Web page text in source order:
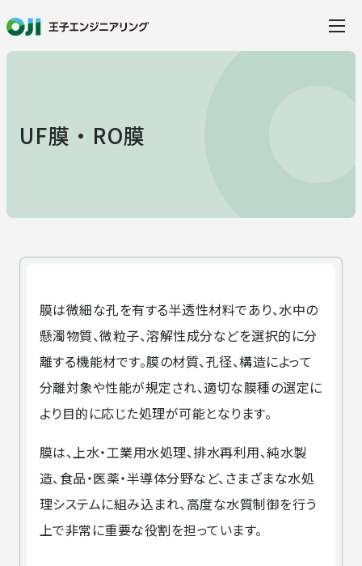
当社の特徴
フィールドサービス
事例紹介
企業情報
ごあいさつ 企業理念・行動方針
お知らせ お問い合わせ
UF膜・RO膜
膜は微細な孔を有する半透性材料であり、水中の
懸濁物質、微粒子、溶解性成分などを選択的に分
離する機能材です。膜の材質、孔径、構造によって
分離対象や性能が規定され、適切な膜種の選定に
より目的に応じた処理が可能となります。
膜は、上水・工業用水処理、排水再利用、純水製
造、食品・医薬・半導体分野など、さまざまな水処
理システムに組み込まれ、高度な水質制御を行う
上で非常に重要な役割を担っています。